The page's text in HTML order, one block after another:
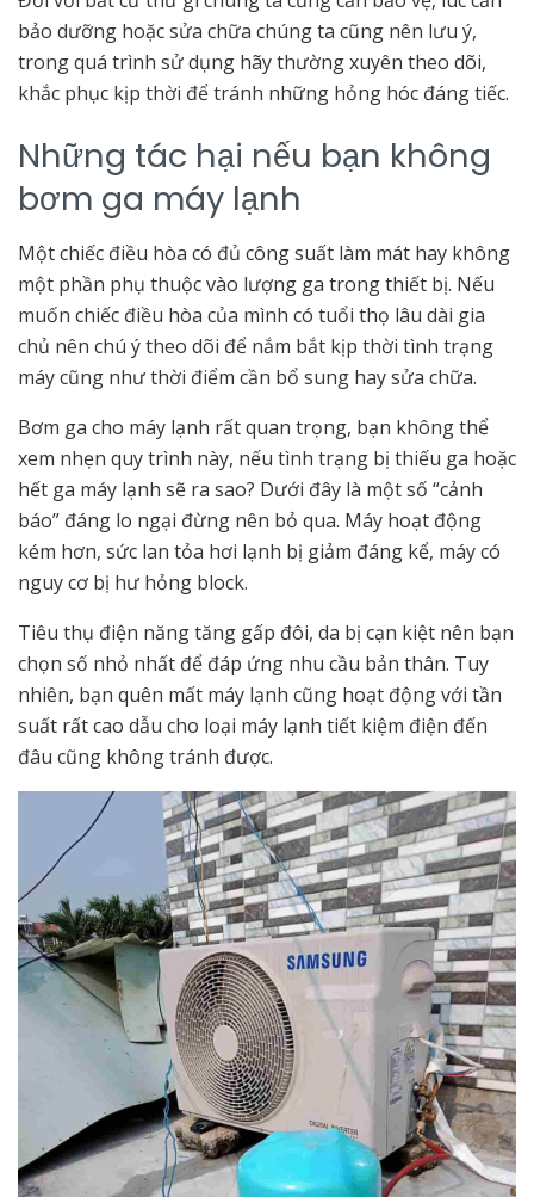
bảo dưỡng hoặc sửa chữa chúng ta cũng nên lưu ý,
trong quá trình sử dụng hãy thường xuyên theo dõi,
khắc phục kịp thời để tránh những hỏng hóc đáng tiếc.
Những tác hại nếu bạn không
bơm ga máy lạnh
Một chiếc điều hòa có đủ công suất làm mát hay không
một phần phụ thuộc vào lượng ga trong thiết bị. Nếu
muốn chiếc điều hòa của mình có tuổi thọ lâu dài gia
chủ nên chú ý theo dõi để nắm bắt kịp thời tình trạng
máy cũng như thời điểm cần bổ sung hay sửa chữa.
Bơm ga cho máy lạnh rất quan trọng, bạn không thể
xem nhẹn quy trình này, nếu tình trạng bị thiếu ga hoặc
hết ga máy lạnh sẽ ra sao? Dưới đây là một số “cảnh
báo” đáng lo ngại đừng nên bỏ qua. Máy hoạt động
kém hơn, sức lan tỏa hơi lạnh bị giảm đáng kể, máy có
nguy cơ bị hư hỏng block.
Tiêu thụ điện năng tăng gấp đôi, da bị cạn kiệt nên bạn
chọn số nhỏ nhất để đáp ứng nhu cầu bản thân. Tuy
nhiên, bạn quên mất máy lạnh cũng hoạt động với tần
suất rất cao dẫu cho loại máy lạnh tiết kiệm điện đến
đâu cũng không tránh được.